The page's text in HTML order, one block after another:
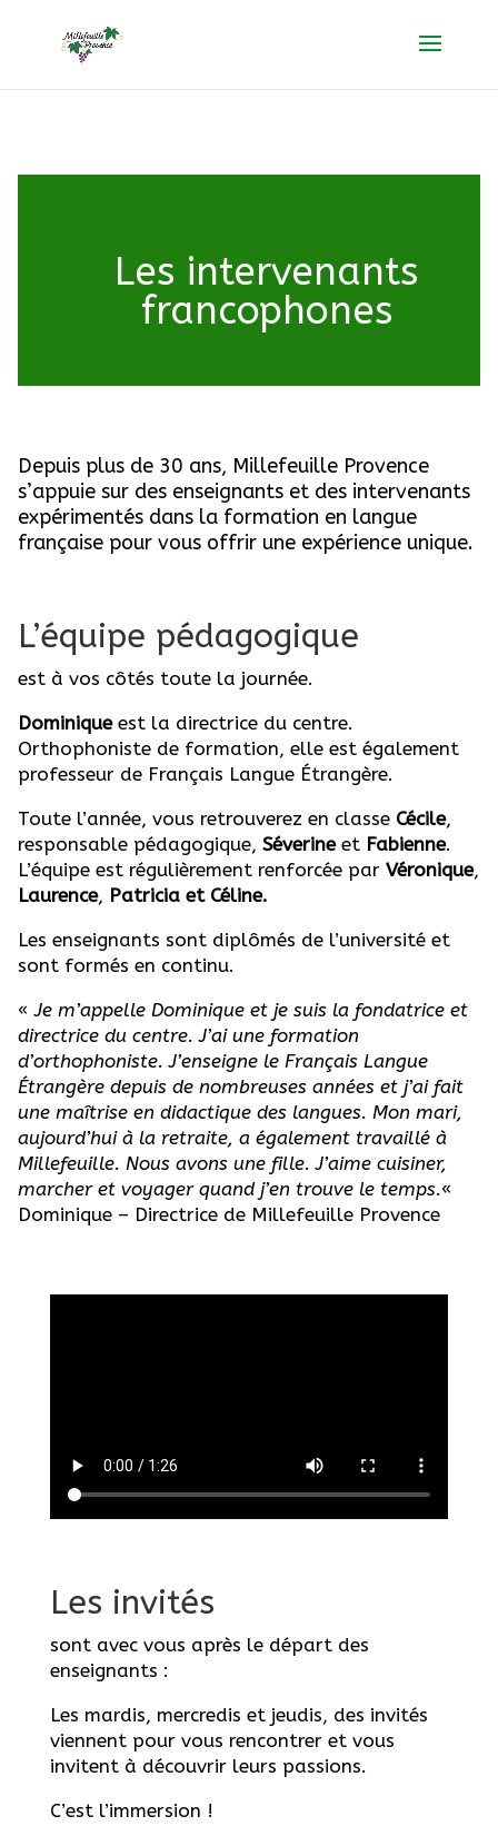
Les intervenants
francophones
Depuis plus de 30 ans, Millefeuille Provence
s’appuie sur des enseignants et des intervenants
expérimentés dans la formation en langue
française pour vous offrir une expérience unique.
L’équipe pédagogique
est à vos côtés toute la journée.
Dominique est la directrice du centre.
Orthophoniste de formation, elle est également
professeur de Français Langue Étrangère.
Toute l’année, vous retrouverez en classe Cécile,
responsable pédagogique, Séverine etFabienne.
L’équipe est régulièrement renforcée par Véronique,
Laurence, Patricia et Céline.
Les enseignants sont diplômés de l’université et
sont formés en continu.
«Je m’appelle Dominique et je suis la fondatrice et
directrice du centre. J’ai une formation
d’orthophoniste. J’enseigne le Français Langue
Étrangère depuis de nombreuses années et j’ai fait
une maîtrise en didactique des langues. Mon mari,
aujourd’hui à la retraite, a également travaillé à
Millefeuille. Nous avons une fille. J’aime cuisiner,
marcher et voyager quand j’en trouve le temps.«
Dominique – Directrice de Millefeuille Provence
Les invités
sont avec vous après le départ des
enseignants :
Les mardis, mercredis et jeudis, des invités
viennent pour vous rencontrer et vous
invitent à découvrir leurs passions.
C’est l’immersion !